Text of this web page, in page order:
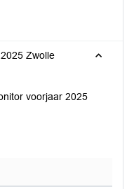
Zwolle
voorjaar 2025